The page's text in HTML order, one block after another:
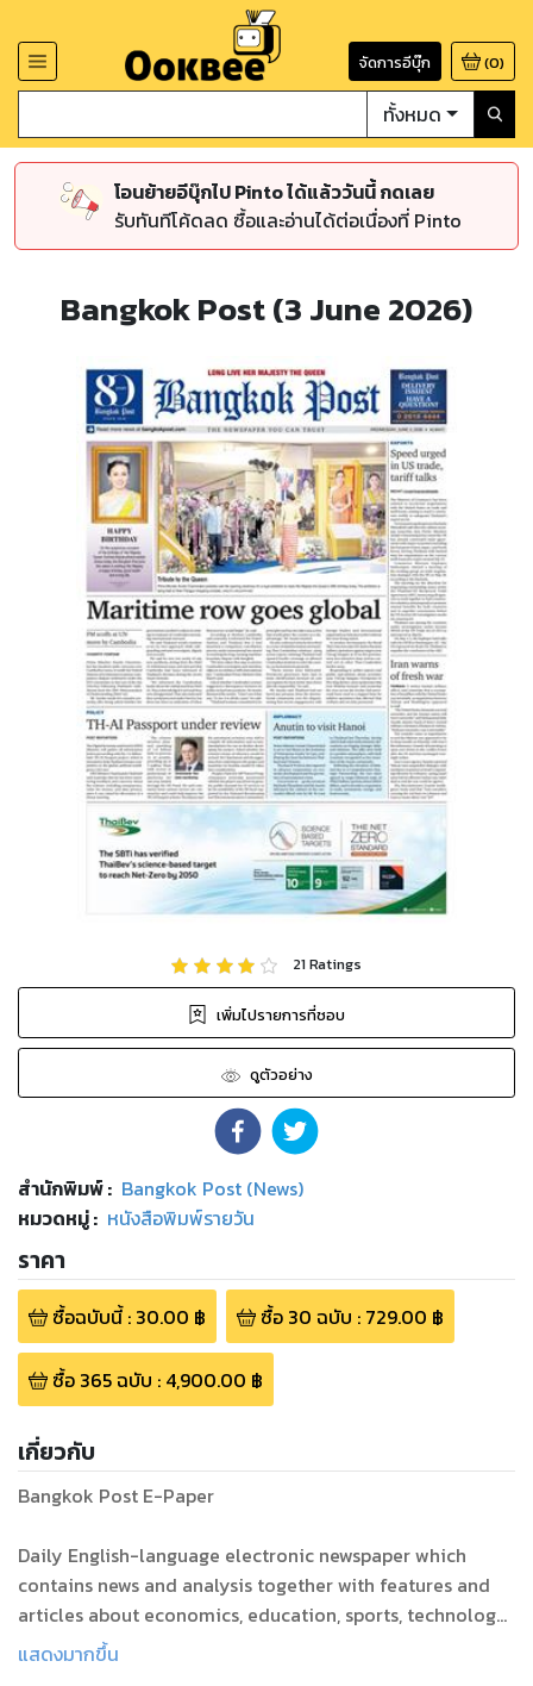
จัดการอีบุ๊ก (0)
ทั้งหมด
โอนย้ายอีบุ๊กไป Pinto ได้แล้ววันนี้ กดเลย
รับทันทีโค้ดลด ซื้อและอ่านได้ต่อเนื่องที่ Pinto
Bangkok Post (3 June 2026)
21Ratings
เพิ่มไปรายการที่ชอบ
ดูตัวอย่าง
สำนักพิมพ์: Bangkok Post (News)
หมวดหมู่: หนังสือพิมพ์รายวัน
ราคา
ซื้อฉบับนี้: 30.00 ฿ ซื้อ 30 ฉบับ : 729.00 ฿
ซื้อ 365ฉบับ : 4,900.00 ฿
เกี่ยวกับ
Bangkok Post E-Paper
Daily English-language electronic newspaper which
contains news and analysis together with features and
articles about economics, education, sports, technology,
lifestyle, nightlife and entertainment. “The Newspaper
แสดงมากขึ้น